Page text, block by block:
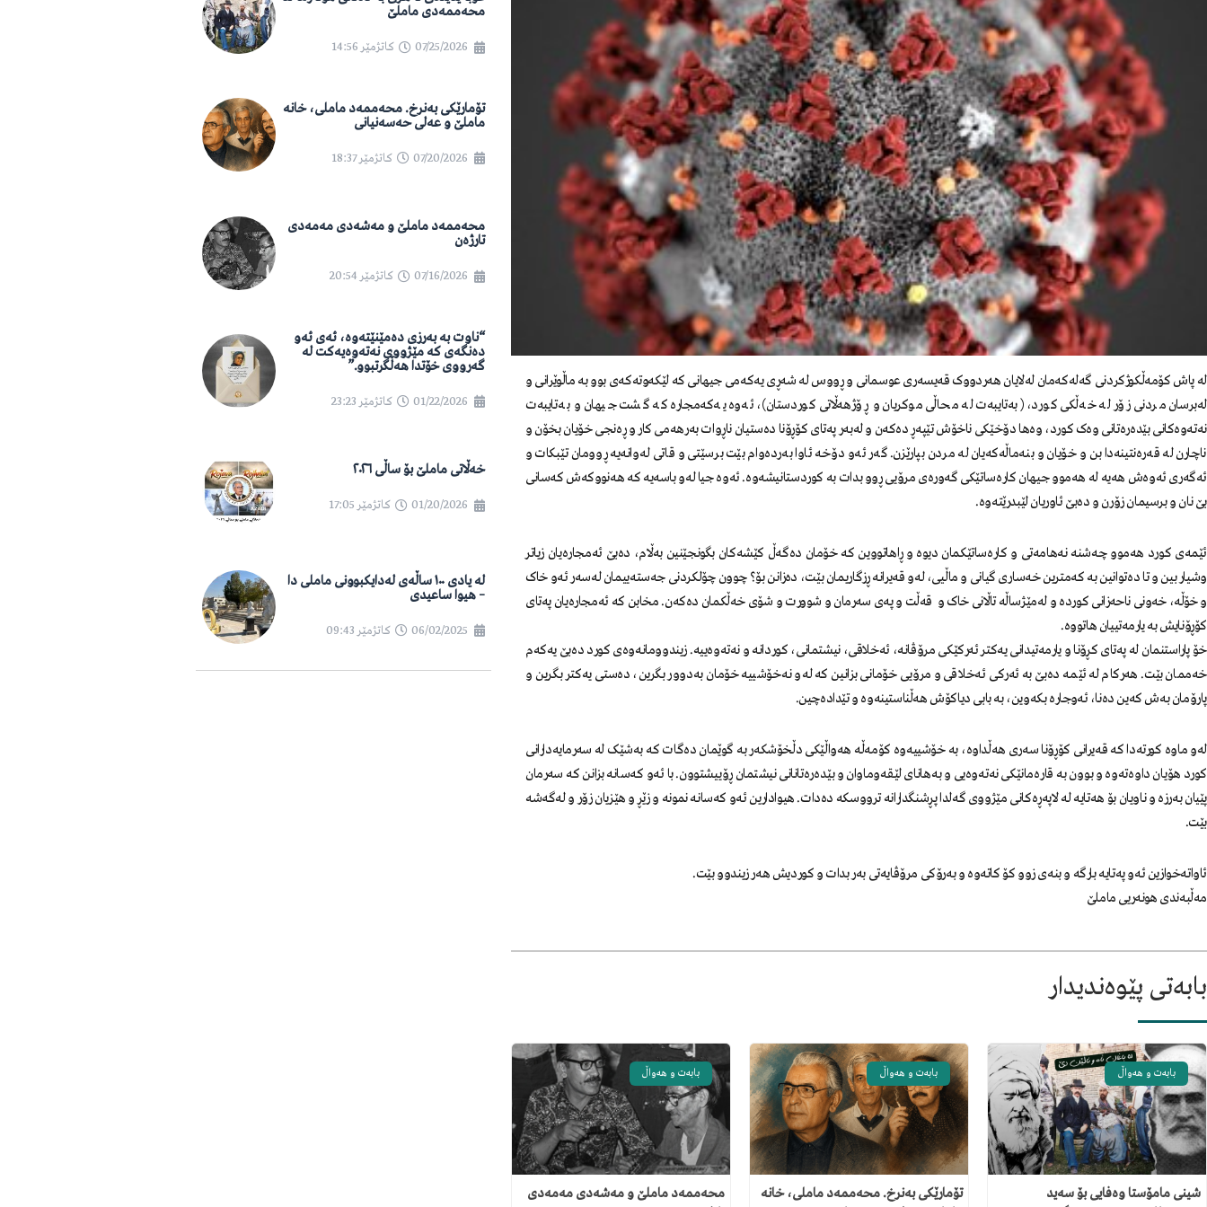
لە پاش کۆمەڵکوژکردنی گەلەکەمان لەلایان هەردووک قەیسەری عوسمانی و ڕووس لە شەڕی یەکەمی جیهانی کە لێکەوتەکەی بوو بە ماڵوێرانی و
لەبرسان مردنی زۆر لە خەڵکی کورد، (بەتایبەت لە محاڵی موکریان و ڕۆژهەڵاتی کوردستان)، ئەوە یەکەمجارە کە گشت جیهان و بەتایبەت
نەتەوەکانی بێدەرەتانی وەک کورد، وەها دۆخێکی ناخۆش تێپەڕ دەکەن و لەبەر پەتای کۆڕۆنا دەستیان ناڕوات بەرهەمی کار و ڕەنجی خۆیان بخۆن و
ناچارن لە قەرەنتینەدا بن و خۆیان و بنەماڵەکەیان لە مردن بپارێزن. گەر ئەو دۆخە ئاوا بەردەوام بێت برسێتی و قاتی لەوانەیە ڕوومان تێبکات و
ئەگەری ئەوەش هەیە لە هەموو جیهان کارەساتێکی گەورەی مرۆیی ڕوو بدات بە کوردستانیشەوە. ئەوە جیا لەو باسەیە کە هەنووکەش کەسانی
بێ نان و برسیمان زۆرن و دەبێ ئاوریان لێبدرێتەوە.
ئێمەی کورد هەموو چەشنە نەهامەتی و کارەساتێکمان دیوە و ڕاهاتووین کە خۆمان دەگەڵ کێشەکان بگونجێنین بەڵام، دەبێ ئەمجارەیان زیاتر
وشیار بین و تا دەتوانین بە کەمترین خەساری گیانی و ماڵیی، لەو قەیرانە ڕزگاریمان بێت، دەزانن بۆ؟ چوون چۆلکردنی جەستەییمان لەسەر ئەو خاک
و خۆڵە، خەونی ناحەزانی کوردە و لەمێژساڵە تاڵانی خاک و قەڵت و پەی سەرمان و شوورت و شۆی خەڵکمان دەکەن. مخابن کە ئەمجارەیان پەتای
کۆڕۆنایش بە یارمەتییان هاتووە.
خۆ پاراستنمان لە پەتای کڕۆنا و یارمەتیدانی یەکتر ئەرکێکی مرۆڤانە، ئەخلاقی، نیشتمانی، کوردانە و نەتەوەییە. زیندوومانەوەی کورد دەبێ یەکەم
خەممان بێت. هەرکام لە ئێمە دەبێ بە ئەرکی ئەخلاقی و مرۆیی خۆمانی بزانین کە لەو نەخۆشییە خۆمان بەدوور بگرین، دەستی یەکتر بگرین و
پارۆمان بەش کەین دەنا، ئەوجارە بکەوین، بە بابی دیاکۆش هەڵناستینەوە و تێدادەچین.
لەو ماوە کورتەدا کە قەیرانی کۆڕۆنا سەری هەڵداوە، بە خۆشییەوە کۆمەڵە هەواڵێکی دڵخۆشکەر بە گوێمان دەگات کە بەشێک لە سەرمایەدارانی
کورد هۆیان داوەتەوە و بوون بە قارەمانێکی نەتەوەیی و بەهانای لێقەوماوان و بێدەرەتانانی نیشتمان ڕۆییشتوون. با ئەو کەسانە بزانن کە سەرمان
پێیان بەرزە و ناویان بۆ هەتایە لە لاپەڕەکانی مێژووی گەلدا پڕشنگدارانە ترووسکە دەدات. هیوادارین ئەو کەسانە نمونە و زێڕ و هێزیان زۆر و لەگەشە
بێت.
ئاواتەخوازین ئەو پەتایە بارگە و بنەی زوو کۆ کاتەوە و بەرۆکی مرۆڤایەتی بەر بدات و کوردیش هەر زیندوو بێت.
مەڵبەندی هونەریی ماملێ
بابەتی پێوەندیدار
بابەت و هەواڵ
شینی مامۆستا وەفایی بۆ سەید
بابەت و هەواڵ
تۆمارێکی بەنرخ. محەممەد ماملی، خانە
بابەت و هەواڵ
محەممەد ماملێ و مەشەدی مەمەدی
محەممەدی ماملێ
07/25/2026 کاتژمێر 14:56
تۆمارێکی بەنرخ. محەممەد ماملی، خانە
ماملێ و عەلی حەسەنیانی
07/20/2026 کاتژمێر 18:37
محەممەد ماملێ و مەشەدی مەمەدی
تارژەن
07/16/2026 کاتژمێر 20:54
“ناوت بە بەرزی دەمێنێتەوە، ئەی ئەو
دەنگەی کە مێژووی نەتەوەیەکت لە
گەرووی خۆتدا هەڵگرتبوو.”
01/22/2026 کاتژمێر 23:23
خەڵاتی ماملێ بۆ ساڵی ٢٠٢٦
01/20/2026 کاتژمێر 17:05
لە یادی ١٠٠ ساڵەی لەدایکبوونی ماملی دا
– هیوا ساعیدی
06/02/2025 کاتژمێر 09:43